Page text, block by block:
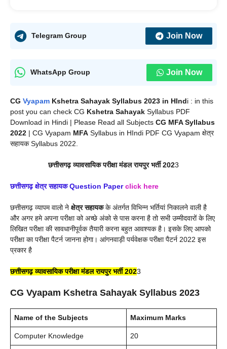
Telegram Group Join Now
WhatsApp Group Join Now
CG Vyapam Kshetra Sahayak Syllabus 2023 in HIndi : in this
post you can check CG Kshetra Sahayak Syllabus PDF
Download in Hindi | Please Read all Subjects CG MFA Syllabus
2022 | CG Vyapam MFA Syllabus in HIndi PDF CG Vyapam क्षेत्र
सहायक Syllabus 2022.
छत्तीसगढ़ व्यावसायिक परीक्षा मंडल रायपुर भर्ती 2023
छत्तीसगढ़ क्षेत्र सहायक Question Paper click here
छत्तीसगढ़ व्यापम वालो ने क्षेत्र सहायकके अंतर्गत विभिन्न भर्तियां निकालने वाली है
और अगर हमे अपना परीक्षा को अच्छे अंको से पास करना है तो सभी उम्मीदवारों के लिए
लिखित परीक्षा की सावधानीपूर्वक तैयारी करना बहुत आवश्यक है। इसके लिए आपको
परीक्षा का परीक्षा पैटर्न जानना होगा। आंगनवाड़ी पर्यवेक्षक परीक्षा पैटर्न 2022 इस
प्रकार है
छत्तीसगढ़ व्यावसायिक परीक्षा मंडल रायपुर भर्ती 2023
CG Vyapam Kshetra Sahayak Syllabus 2023
Name of the Subjects Maximum Marks
Computer Knowledge 20